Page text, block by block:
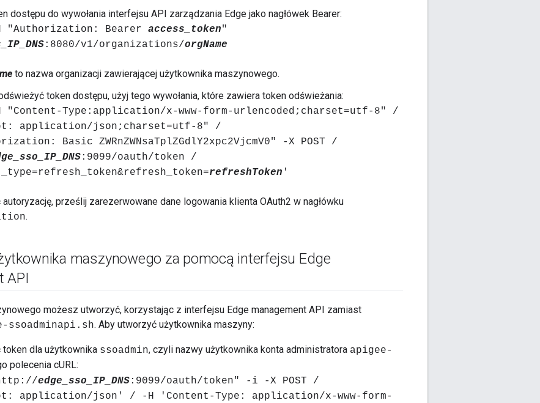
dostępu do wywołania interfejsu API zarządzania Edge jako nagłówek Bearer:
"Authorization: Bearer access_token"
:8080/v1/organizations/orgName
to nazwa organizacji zawierającej użytkownika maszynowego.
token dostępu, użyj tego wywołania, które zawiera token odświeżania:
Type:application/x-www-form-urlencoded;charset=utf-8" /
application/json;charset=utf-8" /
Basic ZWRnZWNsaTplZGdlY2xpc2VjcmV0" -X POST /
:9099/oauth/token /
refreshToken '
prześlij zarezerwowane dane logowania klienta OAuth2 w nagłówku
.
maszynowego za pomocą interfejsu Edge
API
możesz utworzyć, korzystając z interfejsu Edge management API zamiast
ssoadminapi.sh. Aby utworzyć użytkownika maszyny:
dla użytkownika ssoadmin, czyli nazwy użytkownika konta administratora apigee-
polecenia cURL:
edge_sso_IP_DNS:9099/oauth/token" -i -X POST /
application/json' / -H 'Content-Type: application/x-www-form-